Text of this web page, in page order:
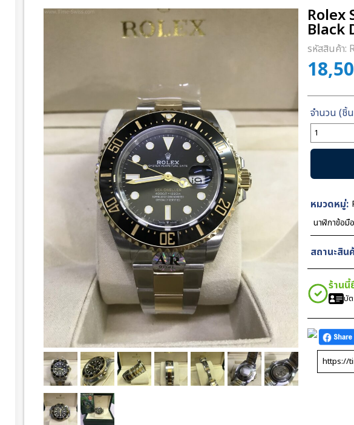
Rolex
Black
รหัสสินค้า:
จำนวน
Rolex
Tone
Dial
3235
AR
Swiss
ชิ้น
หมวดหมู่:
นาฬิกาข้อมื
สถานะสิน
ร้าน
บัต